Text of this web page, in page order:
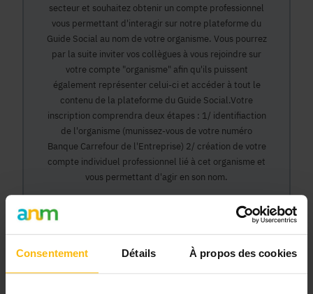
Consentement Détails À propos des cookies
secteur et souhaitez obtenir un compte professionnel
vous permettant d'interagir sur notre plateforme du
Guide Social au nom de votre organisme. Vous pourrez
par la suite inviter vos collègues à vous rejoindre sur
votre compte "organisme" afin qu'ils puissent
également représenter celui-ci et accéder à tout le
contenu de la plateforme du Guide Social.Votre
inscription comprendra deux étapes : 1/ identifiaction
de l'organisme (munissez-vous de votre numéro
Banque Carrefour de l'Entreprise) 2/ création de votre
compte individuel professionnel lié à cet organisme et
vous permettant d'agir en son nom.